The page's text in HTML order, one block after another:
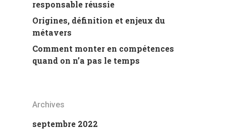
responsable réussie
Origines, définition et enjeux du
métavers
Comment monter en compétences
quand on n’a pas le temps
Archives
septembre 2022